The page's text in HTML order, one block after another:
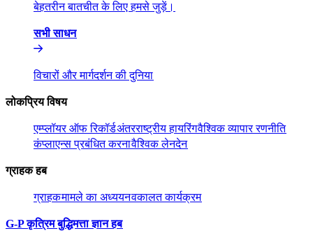
बेहतरीन बातचीत के लिए हमसे जुड़ें।​​
सभी साधन​​
विचारों और मार्गदर्शन की दुनिया​​
लोकप्रिय विषय​​
एम्प्लॉयर ऑफ रिकॉर्ड​​अंतरराष्ट्रीय हायरिंग​​वैश्विक व्यापार रणनीति​​
कंप्लाएन्स प्रबंधित करना​​वैश्विक लेनदेन​​
ग्राहक हब​​
ग्राहक​​मामले का अध्ययन​​वकालत कार्यक्रम​​
G-P कृत्रिम बुद्धिमत्ता ज्ञान हब​​